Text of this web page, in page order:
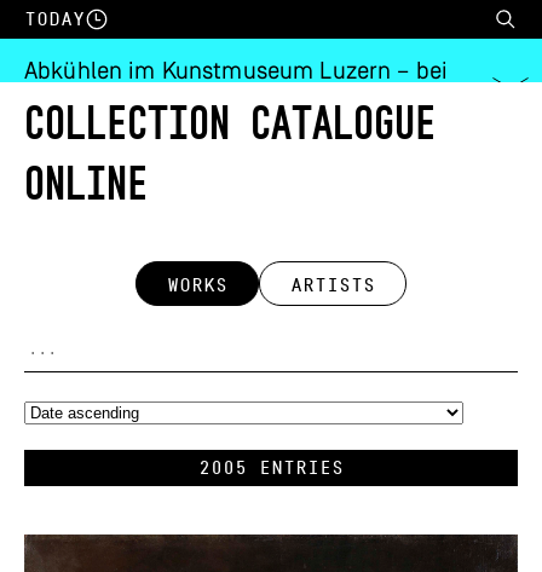
Today
Abkühlen im Kunstmuseum Luzern – bei
konstanten 20 Grad!
COLLECTION CATALOGUE
ONLINE
WORKS ARTISTS
2005 Entries